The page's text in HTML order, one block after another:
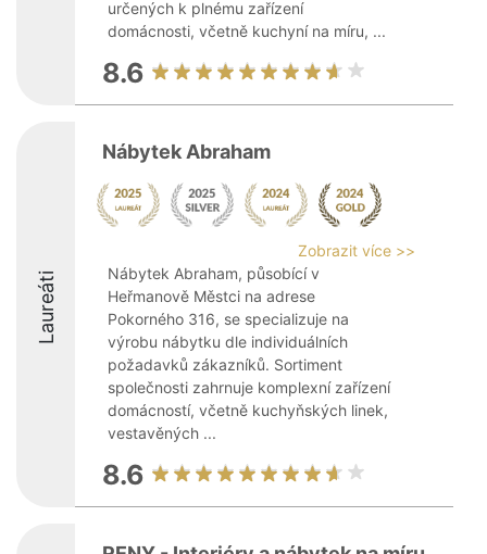
určených k plnému zařízení
domácnosti, včetně kuchyní na míru, ...
8.6
Laureáti
Nábytek Abraham
Zobrazit více >>
Nábytek Abraham, působící v
Heřmanově Městci na adrese
Pokorného 316, se specializuje na
výrobu nábytku dle individuálních
požadavků zákazníků. Sortiment
společnosti zahrnuje komplexní zařízení
domácností, včetně kuchyňských linek,
vestavěných ...
8.6